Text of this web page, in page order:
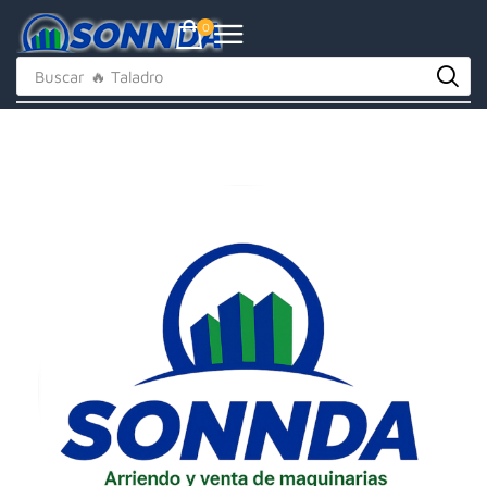
0
Buscar 🔥 Taladro